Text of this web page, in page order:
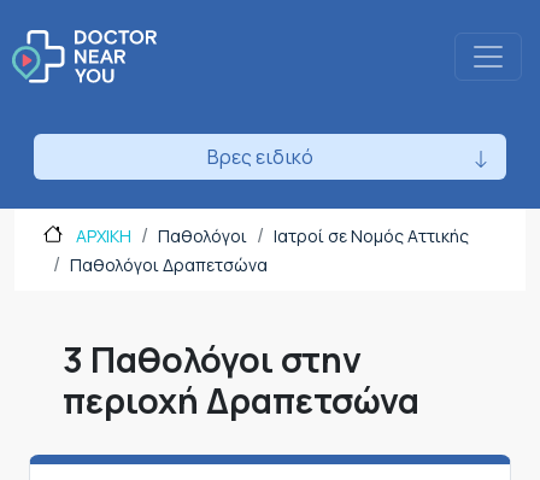
Βρες ειδικό
ΑΡΧΙΚΗ Παθολόγοι
Ιατροί σε Νομός Αττικής
Παθολόγοι Δραπετσώνα
3 Παθολόγοι στην
περιοχή Δραπετσώνα